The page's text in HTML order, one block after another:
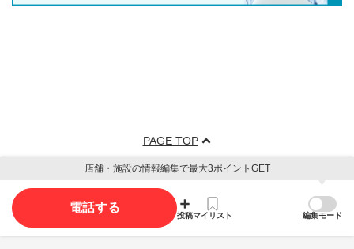
PAGE TOP
店舗・施設の情報編集で最大3ポイントGET
電話する
投稿マイリスト 編集モード